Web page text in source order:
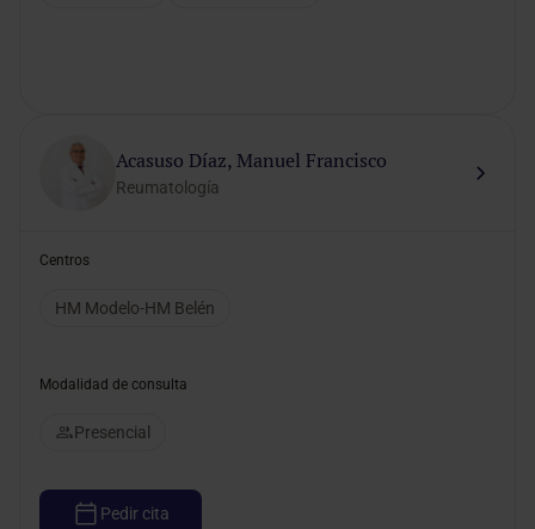
Acasuso Díaz, Manuel Francisco
Reumatología
Centros
HM Modelo-HM Belén
Modalidad de consulta
Presencial
Pedir cita